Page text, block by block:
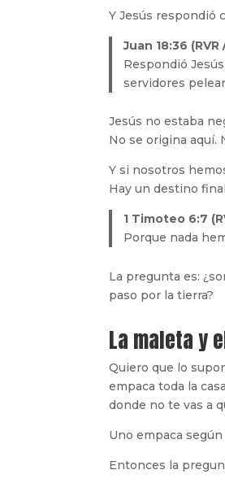
Y Jesús respondió
Juan 18:36 (RVR
Respondió
servidores
Jesús no estaba
No se origina aquí.
Y si nosotros
Hay un destino
1 Timoteo 6:7
Porque nada
La pregunta es:
paso por la tierra?
La maleta y
Quiero que lo
empaca toda la
donde no te vas a
Uno empaca
Entonces la